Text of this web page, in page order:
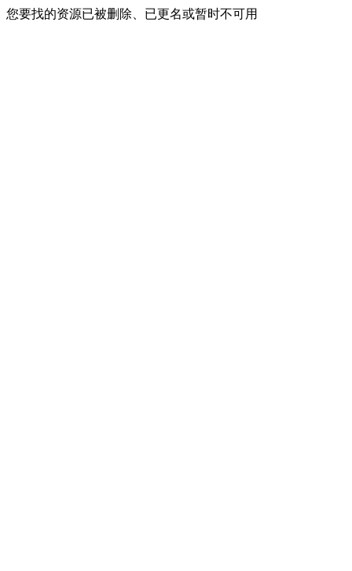
您要找的资源已被删除、已更名或暂时不可用